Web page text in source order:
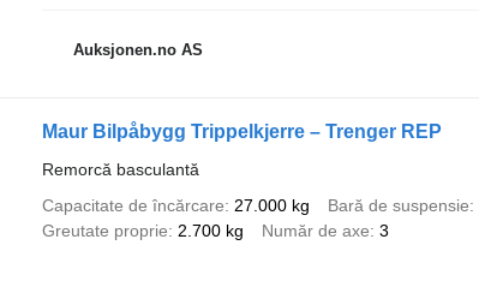
Auksjonen.no AS
Maur Bilpåbygg Trippelkjerre – Trenger REP
Remorcă basculantă
Capacitate de încărcare
27.000 kg Bară de suspensie
Greutate proprie
2.700 kg Număr de axe 3